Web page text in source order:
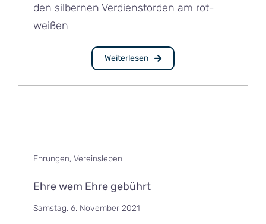
den silbernen Verdienstorden am rot-
weißen
Weiterlesen
Ehrungen, Vereinsleben
Ehre wem Ehre gebührt
Samstag, 6. November 2021